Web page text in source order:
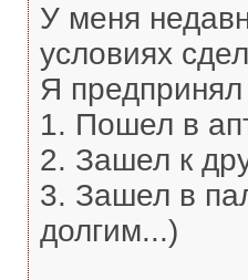
У меня
условиях
Я
1. Пошел в
2. Зашел к
3. Зашел в
долгим...)